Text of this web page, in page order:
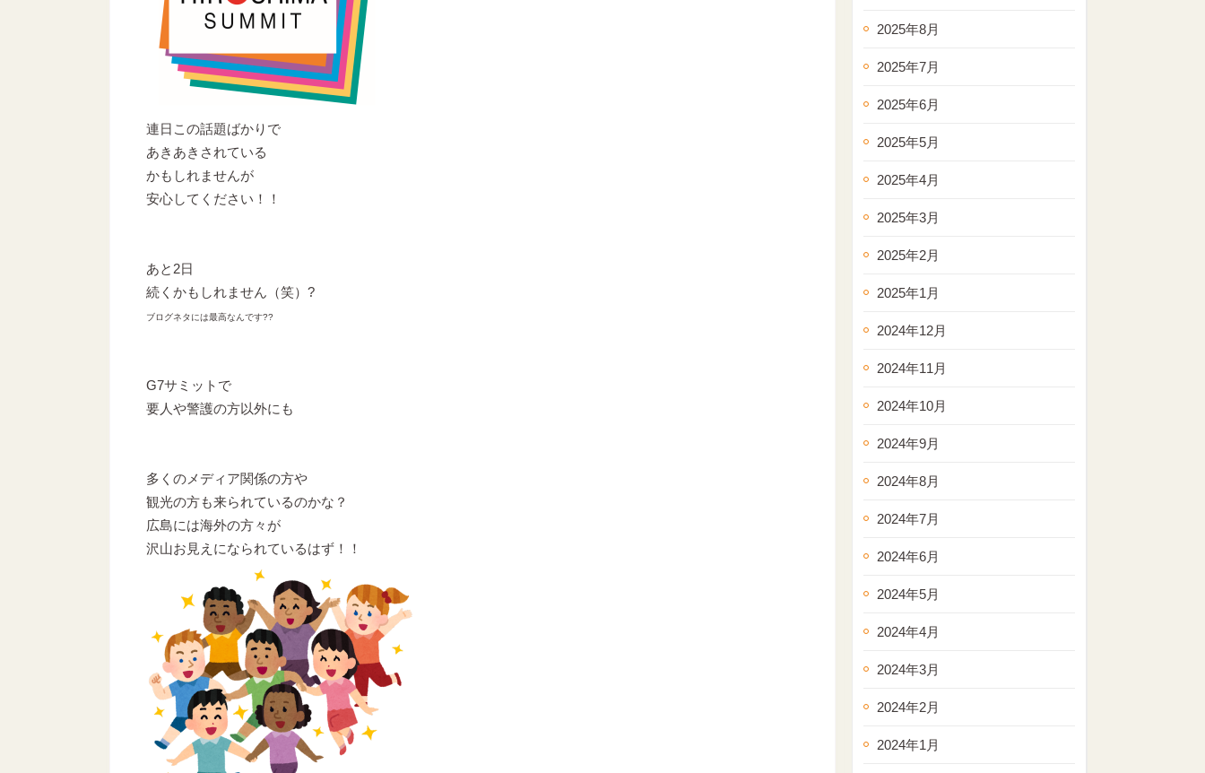
連日この話題ばかりで
あきあきされている
かもしれませんが
安心してください！！
あと2日
続くかもしれません（笑）?
ブログネタには最高なんです??
G7サミットで
要人や警護の方以外にも
多くのメディア関係の方や
観光の方も来られているのかな？
広島には海外の方々が
沢山お見えになられているはず！！
2025年8月
2025年7月
2025年6月
2025年5月
2025年4月
2025年3月
2025年2月
2025年1月
2024年12月
2024年11月
2024年10月
2024年9月
2024年8月
2024年7月
2024年6月
2024年5月
2024年4月
2024年3月
2024年2月
2024年1月